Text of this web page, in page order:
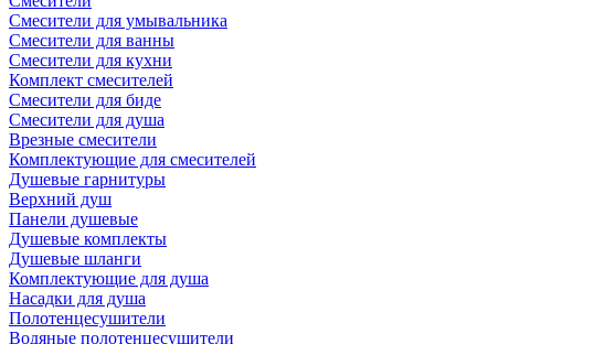
Смесители для умывальника
Смесители для ванны
Смесители для кухни
Комплект смесителей
Смесители для биде
Смесители для душа
Врезные смесители
Комплектующие для смесителей
Душевые гарнитуры
Верхний душ
Панели душевые
Душевые комплекты
Душевые шланги
Комплектующие для душа
Насадки для душа
Полотенцесушители
Водяные полотенцесушители